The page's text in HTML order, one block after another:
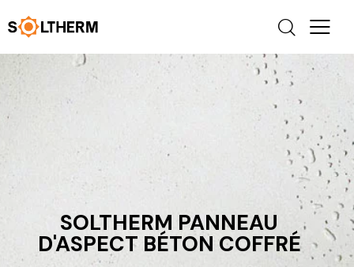
SOLTHERM PANNEAU
D'ASPECT BÉTON COFFRÉ